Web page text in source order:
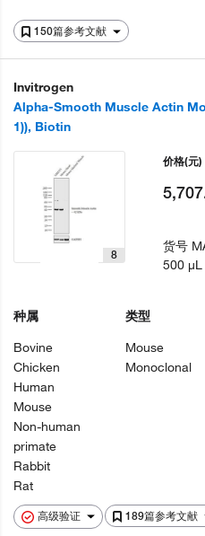
150篇参考文献
Invitrogen
Alpha-Smooth Muscle Actin
1)), Biotin
高级验证 189篇参考文献
8
种属
Bovine
Chicken
Human
Mouse
Non-human
primate
Rabbit
Rat
类型
Mouse
Monoclonal
价格(元)
货号
500 µL